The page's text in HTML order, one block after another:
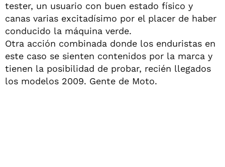
tester, un usuario con buen estado físico y
canas varias excitadísimo por el placer de haber
conducido la máquina verde.
Otra acción combinada donde los enduristas en
este caso se sienten contenidos por la marca y
tienen la posibilidad de probar, recién llegados
los modelos 2009. Gente de Moto.